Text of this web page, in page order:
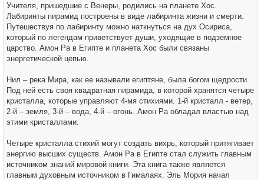
Учителя, пришедшие с Венеры, родились на планете Хос.
Лабиринты пирамид построены в виде лабиринта жизни и смерти.
Путешествуя по лабиринту можно наткнуться на дух Осириса,
который по легендам приветствует души, уходящие в подземное
царство. Амон Ра в Египте и планета Хос были связаны
энергетической цепью.
Нил – река Мира, как ее называли египтяне, была богом щедрости.
Под ней есть своя квадратная пирамида, в которой хранятся четыре
кристалла, которые управляют 4-мя стихиями. 1-й кристалл - ветер,
2-й – земля, 3-й – вода, 4-й – огонь. Амон Ра обладал властью над
этими кристаллами.
Четыре кристалла стихий могут создать вихрь, который притягивает
энергию высших существ. Амон Ра в Египте стал служить главным
источником знаний мировой книги. Эта книга также является
главным духовным источником в Гималаях. Эль Мория начал